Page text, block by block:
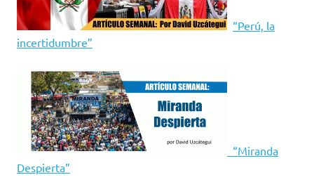
“Perú, la
incertidumbre”
“Miranda
Despierta”